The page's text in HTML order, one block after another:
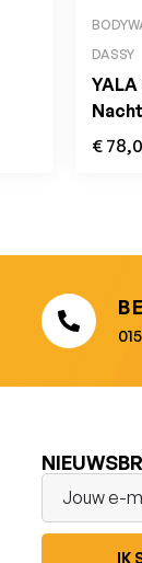
DASSY
€
IK